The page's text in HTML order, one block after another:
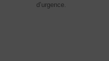
d’urgence.